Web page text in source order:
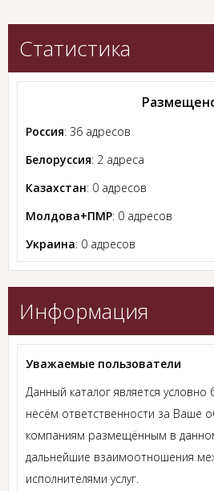
Статистика
Россия: 36 адресов
Белоруссия: 2 адреса
Казахстан: 0 адресов
Молдова+ПМР: 0 адресов
Украина: 0 адресов
Информация
Уважаемые пользователи
Данный каталог является
несём ответственности за Ваше
компаниям размещённым в
дальнейшие взаимоотношения
исполнителями услуг.